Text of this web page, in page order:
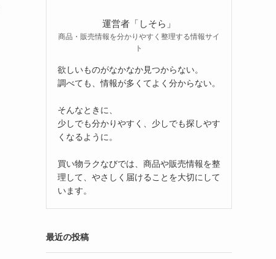
運営者「しそら」
商品・販売情報を分かりやすく整理する情報サイ
ト
欲しいものがなかなか見つからない。
調べても、情報が多くてよく分からない。
そんなときに、
少しでも分かりやすく、少しでも探しやす
くなるように。
買い物ラクなびでは、商品や販売情報を整
理して、やさしく届けることを大切にして
います。
最近の投稿